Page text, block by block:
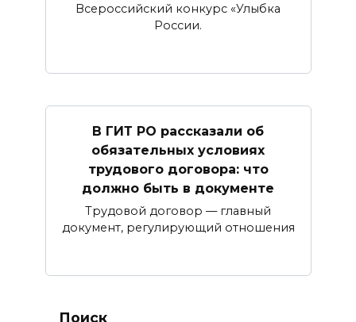
Всероссийский конкурс «Улыбка
России.
В ГИТ РО рассказали об
обязательных условиях
трудового договора: что
должно быть в документе
Трудовой договор — главный
документ, регулирующий отношения
Поиск